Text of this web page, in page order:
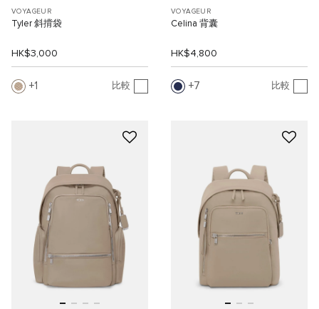
VOYAGEUR
Tyler 斜揹袋
HK$3,000
1 比較
VOYAGEUR
Celina 背囊
HK$4,800
7 比較